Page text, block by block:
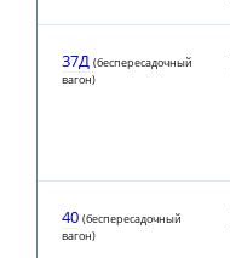
37Д (беспересадочный
вагон)
40 (беспересадочный
вагон)